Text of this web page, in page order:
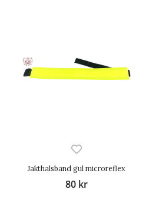
Jakthalsband gul microreflex
80 kr